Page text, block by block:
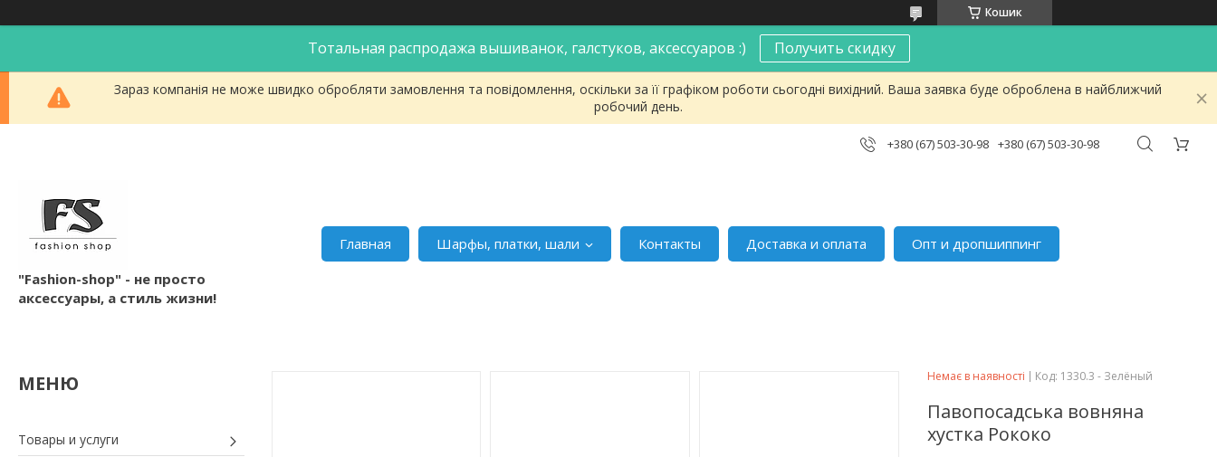
Кошик
Тотальная распродажа вышиванок, галстуков, аксессуаров :) Получить скидку
Зараз компанія не може швидко обробляти замовлення та повідомлення, оскільки за її графіком роботи сьогодні вихідний. Ваша заявка буде оброблена в найближчий
робочий день.
+380 (67) 503-30-98 +380 (67) 503-30-98
"Fashion-shop" - не просто
аксессуары, а стиль жизни!
Главная Шарфы, платки, шали Контакты Доставка и оплата Опт и дропшиппинг
Товары и услуги
Немає в наявності Код: 1330.3 - Зелёный
Павопосадська вовняна
хустка Рококо